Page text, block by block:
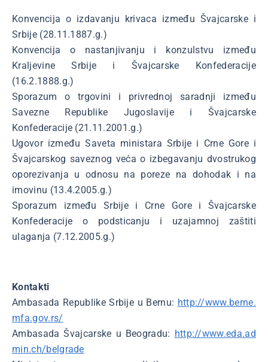
Konvencija o izdavanju krivaca između Švajcarske i
Srbije (28.11.1887.g.)
Konvencija o nastanjivanju i konzulstvu između
Kraljevine Srbije i Švajcarske Konfederacije
(16.2.1888.g.)
Sporazum o trgovini i privrednoj saradnji između
Savezne Republike Jugoslavije i Švajcarske
Konfederacije (21.11.2001.g.)
Ugovor između Saveta ministara Srbije i Crne Gore i
Švajcarskog saveznog veća o izbegavanju dvostrukog
oporezivanja u odnosu na poreze na dohodak i na
imovinu (13.4.2005.g.)
Sporazum između Srbije i Crne Gore i Švajcarske
Konfederacije o podsticanju i uzajamnoj zaštiti
ulaganja (7.12.2005.g.)
Kontakti
Ambasada Republike Srbije u Bernu: http://www.berne.
mfa.gov.rs/
Ambasada Švajcarske u Beogradu: http://www.eda.ad
min.ch/belgrade